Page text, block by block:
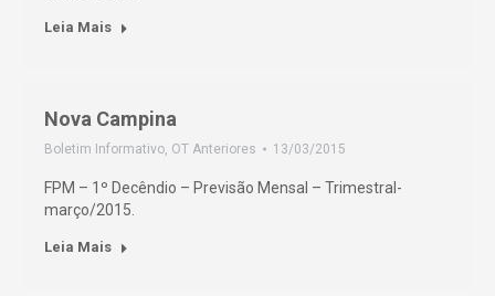
Leia Mais
Nova Campina
Boletim Informativo, OT Anteriores 13/03/2015
FPM – 1º Decêndio – Previsão Mensal – Trimestral-
março/2015.
Leia Mais